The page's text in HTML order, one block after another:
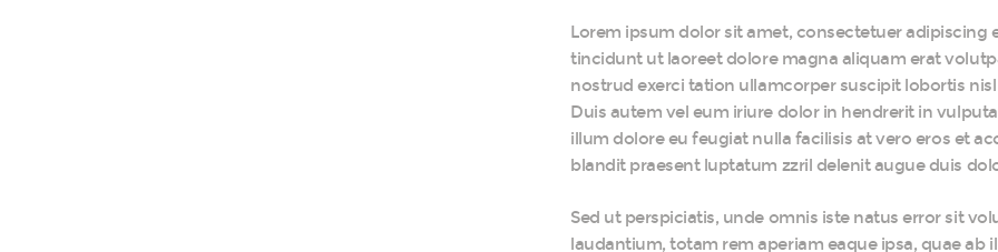
Lorem ipsum dolor sit amet, consectetuer
tincidunt ut laoreet dolore magna aliquam erat
nostrud exerci tation ullamcorper suscipit lobortis
Duis autem vel eum iriure dolor in hendrerit in
illum dolore eu feugiat nulla facilisis at vero eros et
blandit praesent luptatum zzril delenit augue duis
Sed ut perspiciatis, unde omnis iste natus error sit
laudantium, totam rem aperiam eaque ipsa, quae ab